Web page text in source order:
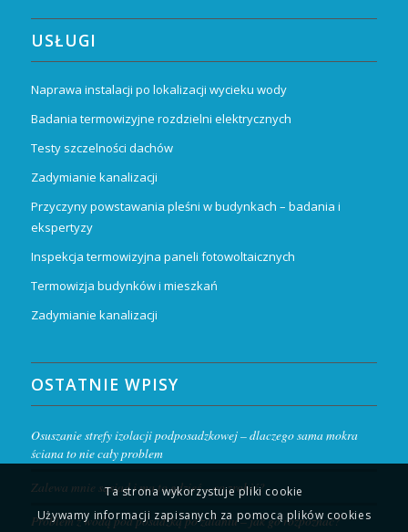
USŁUGI
Naprawa instalacji po lokalizacji wycieku wody
Badania termowizyjne rozdzielni elektrycznych
Testy szczelności dachów
Zadymianie kanalizacji
Przyczyny powstawania pleśni w budynkach – badania i
ekspertyzy
Inspekcja termowizyjna paneli fotowoltaicznych
Termowizja budynków i mieszkań
Zadymianie kanalizacji
OSTATNIE WPISY
Osuszanie strefy izolacji podposadzkowej – dlaczego sama mokra
ściana to nie cały problem
Zalewa mnie sąsiad i ma to gdzieś – co zrobić?
Problem z wodą pod posadzką po zalaniu – jak go rozpoznać?
Ta strona wykorzystuje pliki cookie
Używamy informacji zapisanych za pomocą plików cookies